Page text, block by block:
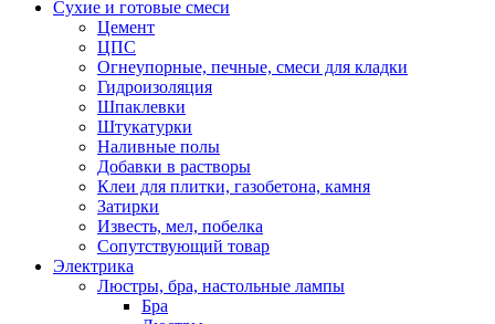
Сухие и готовые смеси
Цемент
ЦПС
Огнеупорные, печные, смеси для кладки
Гидроизоляция
Шпаклевки
Штукатурки
Наливные полы
Добавки в растворы
Клеи для плитки, газобетона, камня
Затирки
Известь, мел, побелка
Сопутствующий товар
Электрика
Люстры, бра, настольные лампы
Бра